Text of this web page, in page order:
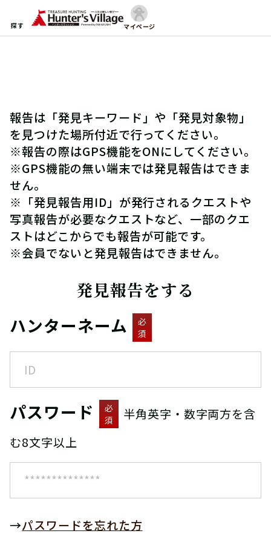
探す マイページ
報告は「発見キーワード」や「発見対象物」
を見つけた場所付近で行ってください。
※報告の際はGPS機能をONにしてください。
※GPS機能の無い端末では発見報告はできま
せん。
※「発見報告用ID」が発行されるクエストや
写真報告が必要なクエストなど、一部のクエ
ストはどこからでも報告が可能です。
※会員でないと発見報告はできません。
発見報告をする
ハンターネーム
必
須
パスワード
必
須
半角英字・数字両方を含
む8文字以上
→パスワードを忘れた方